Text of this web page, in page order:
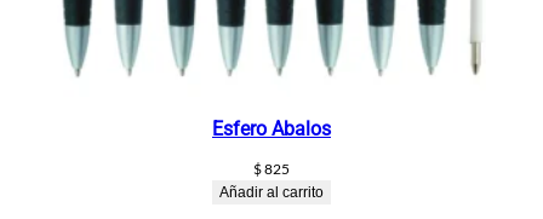
Esfero Abalos
$825
Añadir al carrito